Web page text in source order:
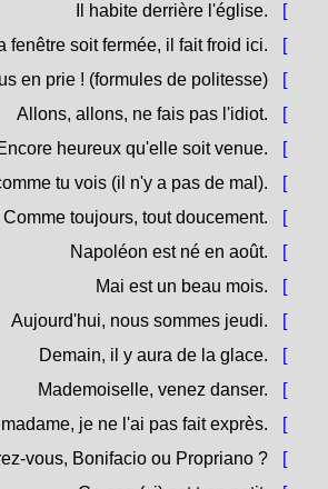
Il habite derrière l'église. [
fenêtre soit fermée, il fait froid ici.
[
en prie ! (formules de politesse)
[
Allons, allons, ne fais pas l'idiot.
[
heureux qu'elle soit venue.
[
tu vois (il n'y a pas de mal).
[
toujours, tout doucement.
[
Napoléon est né en août.
[
Mai est un beau mois.
[
Aujourd'hui, nous sommes jeudi.
[
Demain, il y aura de la glace.
[
Mademoiselle, venez danser.
[
je ne l'ai pas fait exprès.
[
vous, Bonifacio ou Propriano ?
[